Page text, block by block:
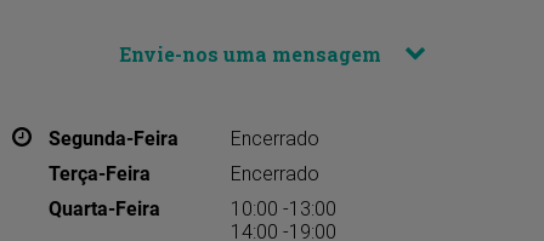
Envie-nos uma mensagem
Segunda-Feira
Encerrado
Terça-Feira
Encerrado
Quarta-Feira
10:00 -13:00
14:00 -19:00